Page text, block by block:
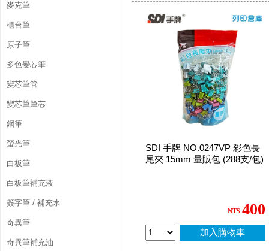
麥克筆
櫃台筆
原子筆
多色變芯筆
變芯筆管
變芯筆筆芯
鋼筆
螢光筆
白板筆
白板筆補充液
簽字筆 / 補充水
奇異筆
奇異筆補充油
SDI 手牌 NO.0247VP 彩色長
尾夾 15mm 量販包 (288支/包)
NT$ 400
加入購物車